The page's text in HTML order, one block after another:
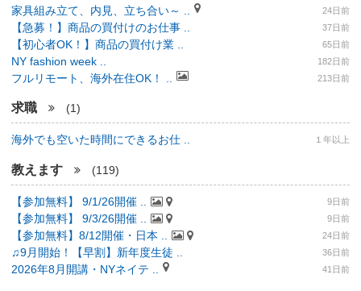
家具組み立て、内見、立ち合い～ .. 24日前
【急募！】商品の買付けのお仕事 .. 37日前
【初心者OK！】商品の買付け業 .. 65日前
NY fashion week .. 182日前
フルリモート、海外在住OK！ .. 213日前
求職 (1)
海外でも空いた時間にできるお仕 .. １年以上
教えます (119)
【参加無料】 9/1/26開催 .. 9日前
【参加無料】 9/3/26開催 .. 9日前
【参加無料】8/12開催・日本 .. 24日前
♫9月開始！【早割】新年度生徒 .. 36日前
2026年8月開講・NYネイテ .. 41日前